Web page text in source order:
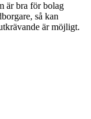
är bra för bolag
så kan
är möjligt.